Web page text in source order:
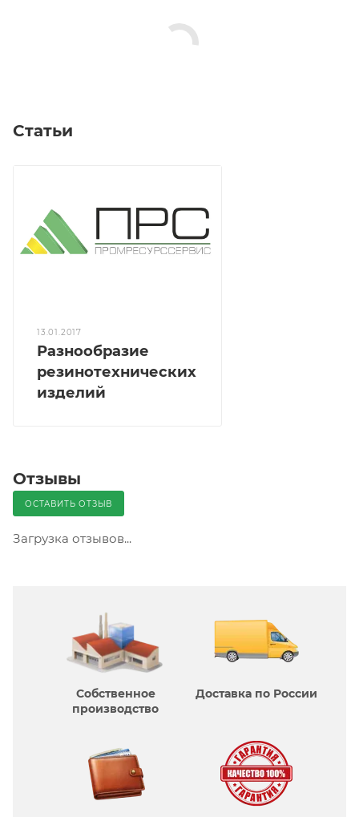
Статьи
13.01.2017
Разнообразие
резинотехнических
изделий
Отзывы
ОСТАВИТЬ ОТЗЫВ
Загрузка отзывов...
Собственное
производcтво
Доставка по России